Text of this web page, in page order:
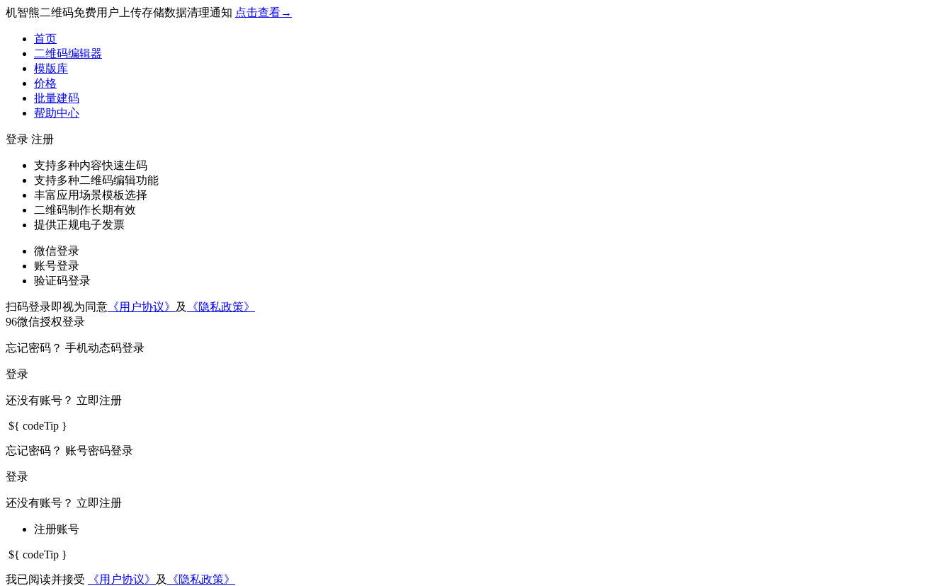
机智熊二维码免费用户上传存储数据清理通知 点击查看→
首页
二维码编辑器
模版库
价格
批量建码
帮助中心
登录 注册
支持多种内容快速生码
支持多种二维码编辑功能
丰富应用场景模板选择
二维码制作长期有效
提供正规电子发票
微信登录
账号登录
验证码登录
扫码登录即视为同意 《用户协议》 及
《隐私政策》
96微信授权登录
忘记密码？ 手机动态码登录
登录
还没有账号？ 立即注册
${ codeTip }
忘记密码？ 账号密码登录
登录
还没有账号？ 立即注册
注册账号
${ codeTip }
我已阅读并接受 《用户协议》 及 《隐私政策》